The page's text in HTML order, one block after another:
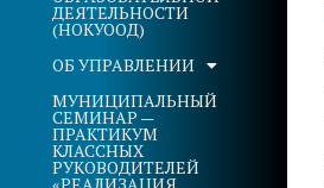
ДЕЯТЕЛЬНОСТИ
(НОКУООД)
ОБ УПРАВЛЕНИИ
МУНИЦИПАЛЬНЫЙ
СЕМИНАР —
ПРАКТИКУМ
КЛАССНЫХ
РУКОВОДИТЕЛЕЙ